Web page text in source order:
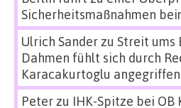
Sicherheitsmaßnahmen
Ulrich Sanderzu Streit ums
Dahmen fühlt sich durch
Karacakurtoglu angegriffen
Peterzu IHK-Spitze bei OB